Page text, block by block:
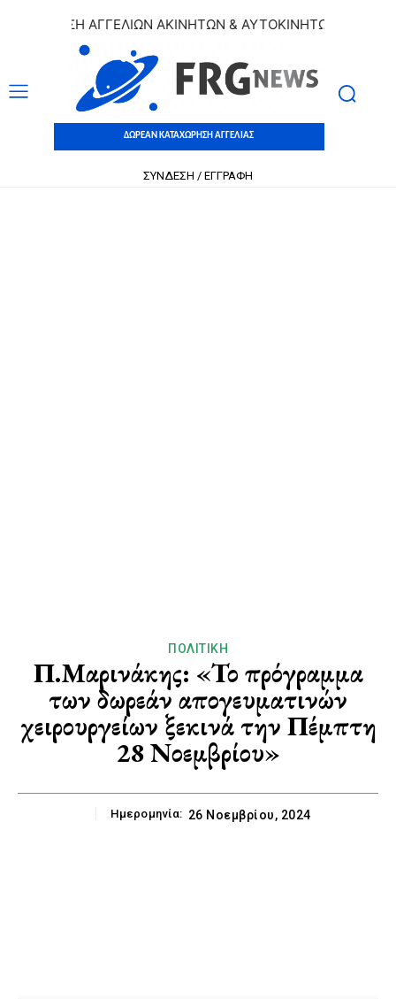
ΑΓΓΕΛΙΩΝ ΑΚΙΝΗΤΩΝ & ΑΥΤΟΚΙΝΗΤΩΝ | ΔΩΡΕΑΝ
ΔΩΡΕΑΝ ΚΑΤΑΧΩΡΗΣΗ ΑΓΓΕΛΙΑΣ
ΣΥΝΔΕΣΗ / ΕΓΓΡΑΦΗ
ΠΟΛΙΤΙΚΉ
Π.Μαρινάκης: «Το πρόγραμμα
των δωρεάν απογευματινών
χειρουργείων ξεκινά την Πέμπτη
28 Νοεμβρίου»
Ημερομηνία: 26 Νοεμβρίου, 2024